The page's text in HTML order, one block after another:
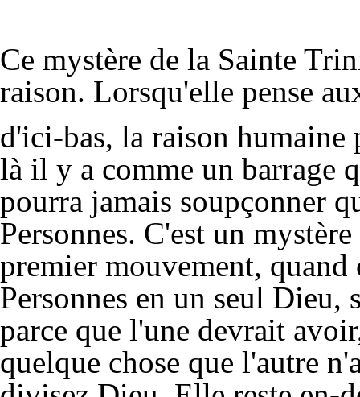
Ce mystère de la Sainte
raison. Lorsqu'elle pense
d'ici-bas, la raison
là il y a comme un barrage
pourra jamais soupçonner
Personnes. C'est un
premier mouvement,
Personnes en un seul Dieu,
parce que l'une devrait
quelque chose que l'autre